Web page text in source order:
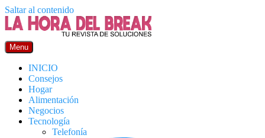
Saltar al contenido
Menu
INICIO
Consejos
Hogar
Alimentación
Negocios
Tecnología
Telefonía